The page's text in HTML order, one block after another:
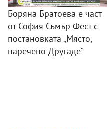
Боряна Братоева е част
от София Съмър Фест с
постановката „Място,
наречено Другаде“